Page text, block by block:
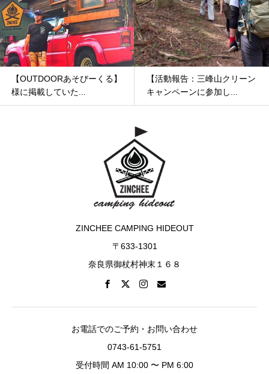
【活動報告：三峰山クリーン
キャンペーンに参加し...
服が汚れてもご安心くださ
い！
ZINCHEE CAMPING HIDEOUT
〒633-1301
奈良県御杖村神末１６８
お電話でのご予約・お問い合わせ
0743-61-5751
受付時間 AM 10:00 〜 PM 6:00